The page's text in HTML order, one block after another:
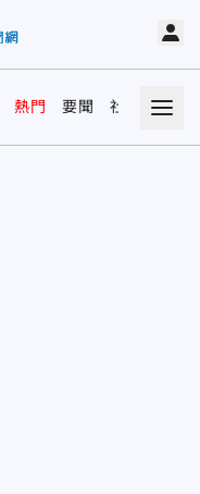
熱門 要聞 社會 娛樂